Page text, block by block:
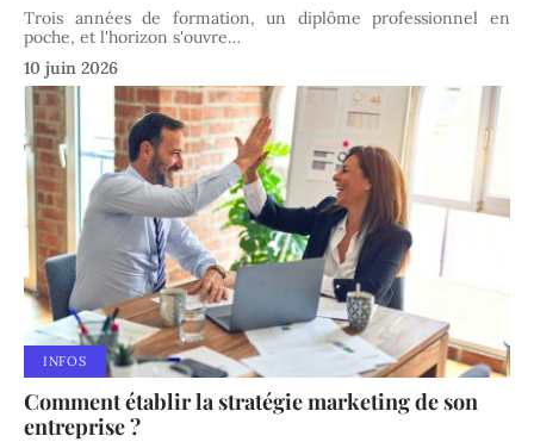
Trois années de formation, un diplôme professionnel en
poche, et l'horizon s'ouvre…
10 juin 2026
INFOS
Comment établir la stratégie marketing de son
entreprise ?